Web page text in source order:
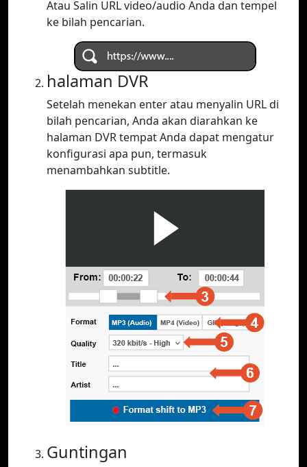
Atau Salin URL video/audio Anda dan tempel
ke bilah pencarian.
halaman DVR
Setelah menekan enter atau menyalin URL di
bilah pencarian, Anda akan diarahkan ke
halaman DVR tempat Anda dapat mengatur
konfigurasi apa pun, termasuk
menambahkan subtitle.
Guntingan